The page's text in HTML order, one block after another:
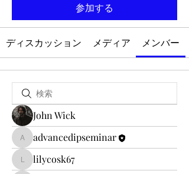
参加する
ディスカッション メディア メンバー
John Wick
advancedipseminar
advancedipseminar
lilycosk67
lilycosk67